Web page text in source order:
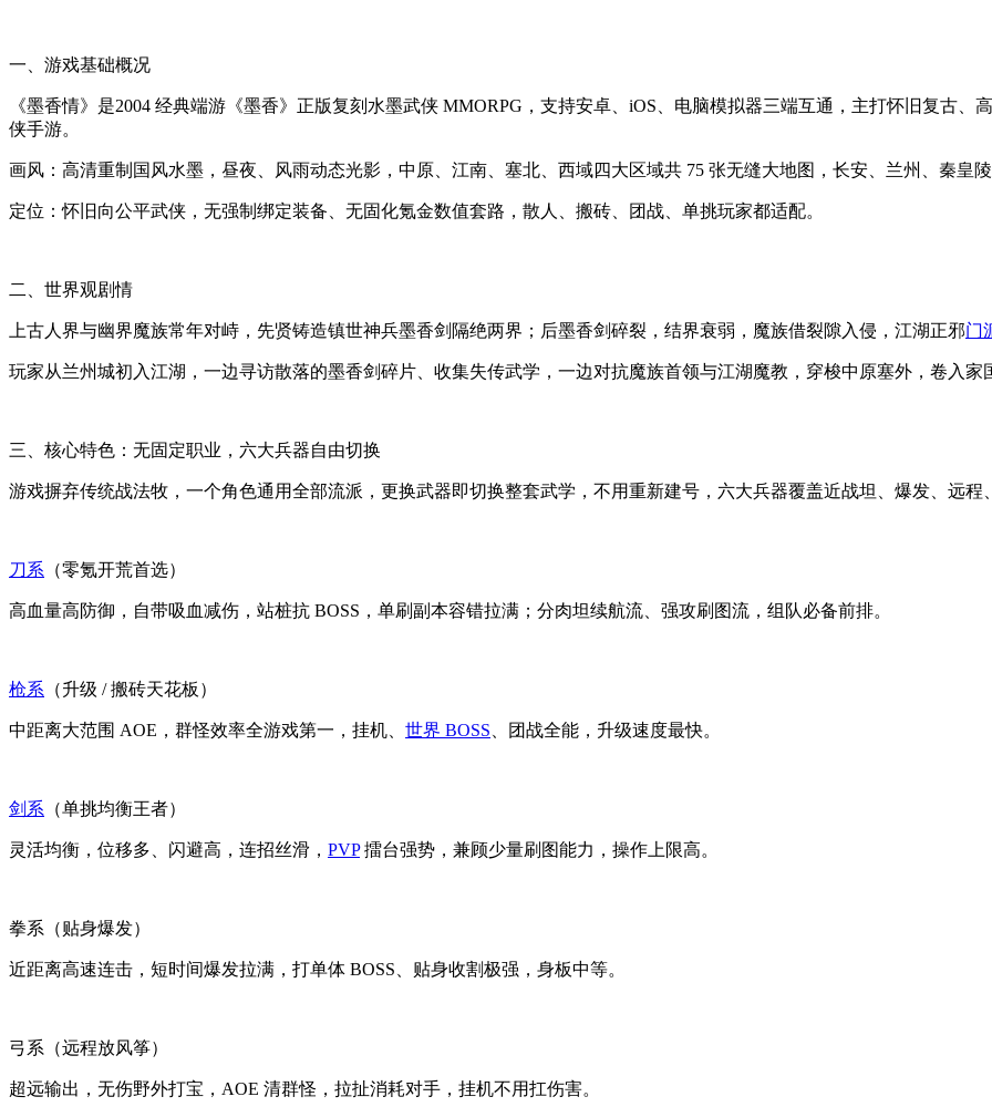
一、游戏基础概况
《墨香情》是2004 经典端游《墨香》正版复刻水墨武侠 MMORPG，支持安卓、iOS、电脑模拟器三端互通，主打怀旧复古
侠手游。
画风：高清重制国风水墨，昼夜、风雨动态光影，中原、江南、塞北、西域四大区域共 75 张无缝大地图，长安、兰州、秦皇
定位：怀旧向公平武侠，无强制绑定装备、无固化氪金数值套路，散人、搬砖、团战、单挑玩家都适配。
二、世界观剧情
上古人界与幽界魔族常年对峙，先贤铸造镇世神兵墨香剑隔绝两界；后墨香剑碎裂，结界衰弱，魔族借裂隙入侵，江湖正邪门
玩家从兰州城初入江湖，一边寻访散落的墨香剑碎片、收集失传武学，一边对抗魔族首领与江湖魔教，穿梭中原塞外，卷入家
三、核心特色：无固定职业，六大兵器自由切换
游戏摒弃传统战法牧，一个角色通用全部流派，更换武器即切换整套武学，不用重新建号，六大兵器覆盖近战坦、爆发、远程
刀系 （零氪开荒首选）
高血量高防御，自带吸血减伤，站桩抗 BOSS，单刷副本容错拉满；分肉坦续航流、强攻刷图流，组队必备前排。
枪系 （升级 / 搬砖天花板）
中距离大范围 AOE，群怪效率全游戏第一，挂机、 世界 BOSS 、团战全能，升级速度最快。
剑系 （单挑均衡王者）
灵活均衡，位移多、闪避高，连招丝滑， PVP擂台强势，兼顾少量刷图能力，操作上限高。
拳系（贴身爆发）
近距离高速连击，短时间爆发拉满，打单体 BOSS、贴身收割极强，身板中等。
弓系（远程放风筝）
超远输出，无伤野外打宝，AOE 清群怪，拉扯消耗对手，挂机不用扛伤害。